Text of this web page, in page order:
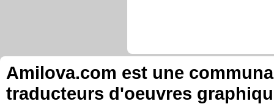
Amilova.com est une
traducteurs d'oeuvres